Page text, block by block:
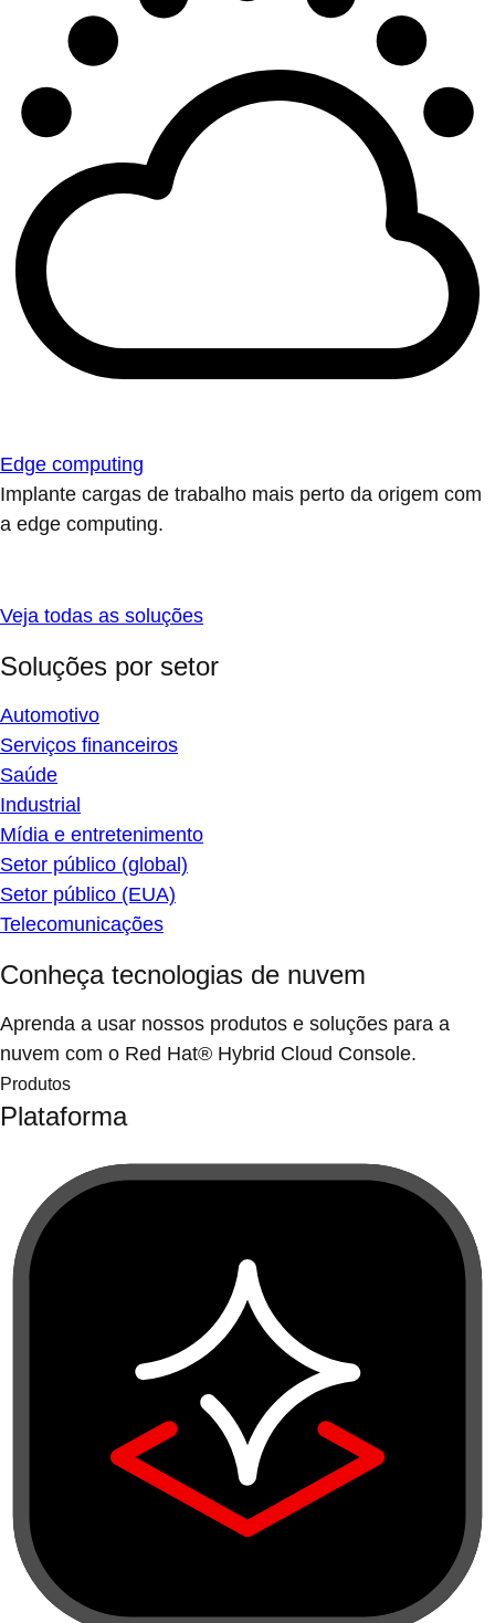
Edge computing
Implante cargas de trabalho mais perto da origem com
a edge computing.
Veja todas as soluções
Soluções por setor
Automotivo
Serviços financeiros
Saúde
Industrial
Mídia e entretenimento
Setor público (global)
Setor público (EUA)
Telecomunicações
Conheça tecnologias de nuvem
Aprenda a usar nossos produtos e soluções para a
nuvem com o Red Hat® Hybrid Cloud Console.
Produtos
Plataforma